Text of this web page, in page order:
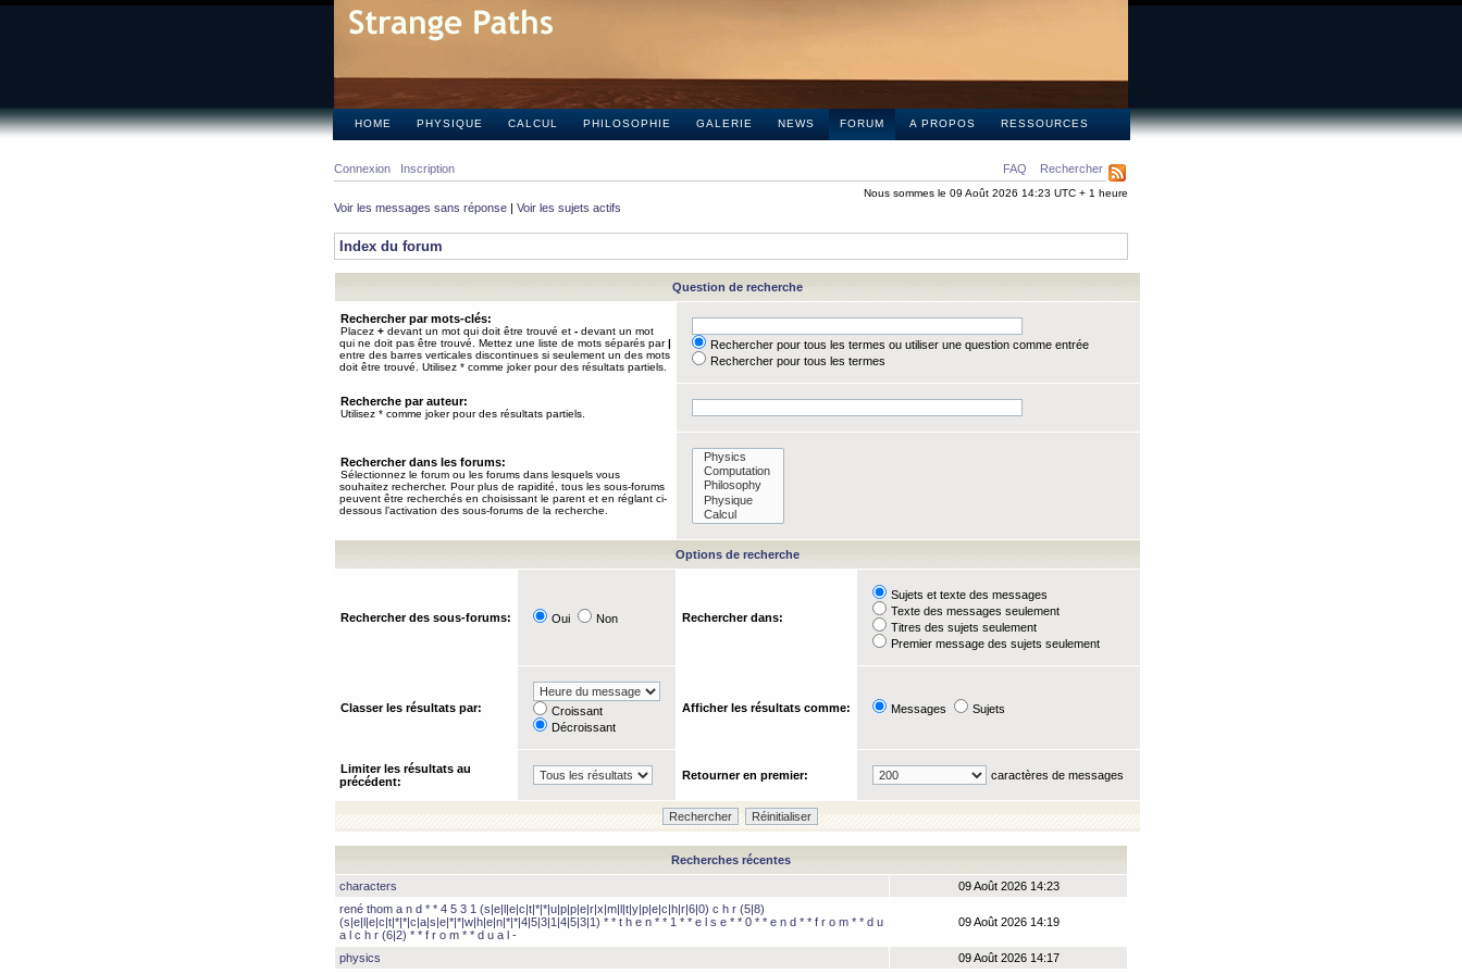
HOME PHYSIQUE CALCUL PHILOSOPHIE GALERIE NEWS FORUM A PROPOS RESSOURCES
FAQ Rechercher
Connexion Inscription
Nous sommes le 09 Août 2026 14:23 UTC + 1 heure
Voir les messages sans réponse | Voir les sujets actifs
Index du forum
Question de recherche
Rechercher par mots-clés:
Placez + devant un mot qui doit être trouvé et - devant un mot
qui ne doit pas être trouvé. Mettez une liste de mots séparés par|
entre des barres verticales discontinues si seulement un des mots
doit être trouvé. Utilisez * comme joker pour des résultats partiels.
Rechercher pour tous les termes ou utiliser une question comme entrée
Rechercher pour tous les termes
Recherche par auteur:
Utilisez * comme joker pour des résultats partiels.
Rechercher dans les forums:
Sélectionnez le forum ou les forums dans lesquels vous
souhaitez rechercher. Pour plus de rapidité, tous les sous-forums
peuvent être recherchés en choisissant le parent et en réglant ci-
dessous l’activation des sous-forums de la recherche.
Options de recherche
Rechercher des sous-forums: Oui Non Rechercher dans:
Sujets et texte des messages
Texte des messages seulement
Titres des sujets seulement
Premier message des sujets seulement
Classer les résultats par:
Croissant
Décroissant
Afficher les résultats comme: Messages Sujets
Limiter les résultats au
précédent:
Retourner en premier: caractères de messages
Recherches récentes
characters
09 Août 2026 14:23
rené thom a n d * * 4 5 3 1 (s|e|l|e|c|t|*|*|u|p|p|e|r|x|m|l|t|y|p|e|c|h|r|6|0) c h r (5|8)
(s|e|l|e|c|t|*|*|c|a|s|e|*|*|w|h|e|n|*|*|4|5|3|1|4|5|3|1) * * t h e n * * 1 * * e l s e * * 0 * * e n d * * f r o m * * d u
a l c h r (6|2) * * f r o m * * d u a l -
09 Août 2026 14:19
physics 09 Août 2026 14:17